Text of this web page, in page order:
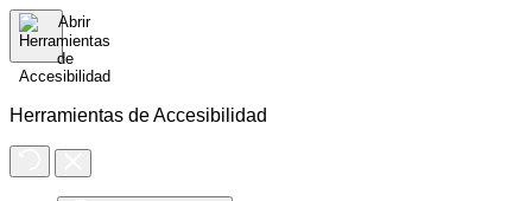
Herramientas de Accesibilidad